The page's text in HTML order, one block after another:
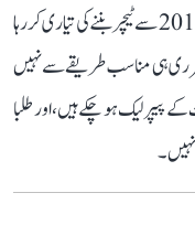
درد بیان کیا۔ اویناش نامی ایک نوجوان نے بتایا کہ وہ 2018 سے ٹیچر بننے کی تیاری کر رہا
ہی مناسب طریقے سے نہیں
پیپر لیک ہو چکے ہیں، اور طلبا